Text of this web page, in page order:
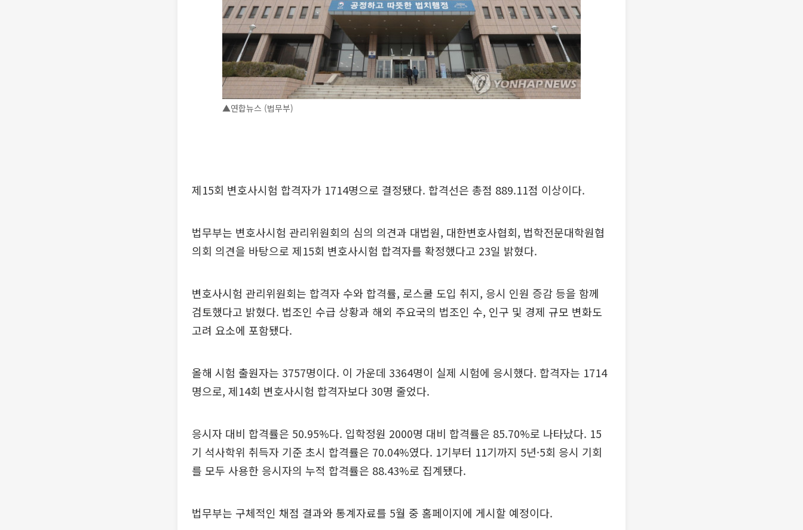
▲연합뉴스 (법무부)
제15회 변호사시험 합격자가 1714명으로 결정됐다. 합격선은 총점 889.11점 이상이다.
법무부는 변호사시험 관리위원회의 심의 의견과 대법원, 대한변호사협회, 법학전문대학원협
의회 의견을 바탕으로 제15회 변호사시험 합격자를 확정했다고 23일 밝혔다.
변호사시험 관리위원회는 합격자 수와 합격률, 로스쿨 도입 취지, 응시 인원 증감 등을 함께
검토했다고 밝혔다. 법조인 수급 상황과 해외 주요국의 법조인 수, 인구 및 경제 규모 변화도
고려 요소에 포함됐다.
올해 시험 출원자는 3757명이다. 이 가운데 3364명이 실제 시험에 응시했다. 합격자는 1714
명으로, 제14회 변호사시험 합격자보다 30명 줄었다.
응시자 대비 합격률은 50.95%다. 입학정원 2000명 대비 합격률은 85.70%로 나타났다. 15
기 석사학위 취득자 기준 초시 합격률은 70.04%였다. 1기부터 11기까지 5년·5회 응시 기회
를 모두 사용한 응시자의 누적 합격률은 88.43%로 집계됐다.
법무부는 구체적인 채점 결과와 통계자료를 5월 중 홈페이지에 게시할 예정이다.